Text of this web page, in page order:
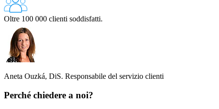
Oltre 100 000 clienti soddisfatti.
Aneta Ouzká, DiS. Responsabile del servizio clienti
Perché chiedere a noi?